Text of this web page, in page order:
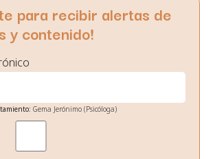
para recibir alertas de
y contenido!
Gema Jerónimo (Psicóloga)
envío de noticias de interés.